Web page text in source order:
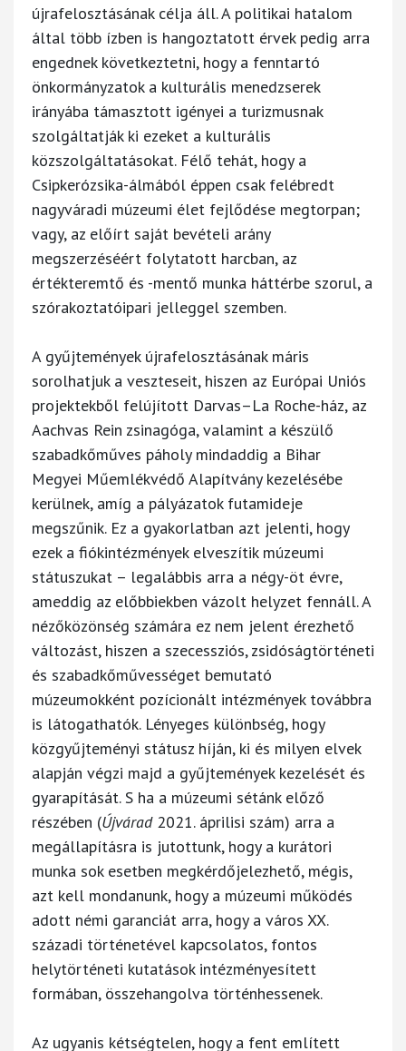
újrafelosztásának célja áll. A politikai hatalom
által több ízben is hangoztatott érvek pedig arra
engednek következtetni, hogy a fenntartó
önkormányzatok a kulturális menedzserek
irányába támasztott igényei a turizmusnak
szolgáltatják ki ezeket a kulturális
közszolgáltatásokat. Félő tehát, hogy a
Csipkerózsika-álmából éppen csak felébredt
nagyváradi múzeumi élet fejlődése megtorpan;
vagy, az előírt saját bevételi arány
megszerzéséért folytatott harcban, az
értékteremtő és -mentő munka háttérbe szorul, a
szórakoztatóipari jelleggel szemben.
A gyűjtemények újrafelosztásának máris
sorolhatjuk a veszteseit, hiszen az Európai Uniós
projektekből felújított Darvas–La Roche-ház, az
Aachvas Rein zsinagóga, valamint a készülő
szabadkőműves páholy mindaddig a Bihar
Megyei Műemlékvédő Alapítvány kezelésébe
kerülnek, amíg a pályázatok futamideje
megszűnik. Ez a gyakorlatban azt jelenti, hogy
ezek a fiókintézmények elveszítik múzeumi
státuszukat – legalábbis arra a négy-öt évre,
ameddig az előbbiekben vázolt helyzet fennáll. A
nézőközönség számára ez nem jelent érezhető
változást, hiszen a szecessziós, zsidóságtörténeti
és szabadkőművességet bemutató
múzeumokként pozícionált intézmények továbbra
is látogathatók. Lényeges különbség, hogy
közgyűjteményi státusz híján, ki és milyen elvek
alapján végzi majd a gyűjtemények kezelését és
gyarapítását. S ha a múzeumi sétánk előző
részében (Újvárad2021. áprilisi szám) arra a
megállapításra is jutottunk, hogy a kurátori
munka sok esetben megkérdőjelezhető, mégis,
azt kell mondanunk, hogy a múzeumi működés
adott némi garanciát arra, hogy a város XX.
századi történetével kapcsolatos, fontos
helytörténeti kutatások intézményesített
formában, összehangolva történhessenek.
Az ugyanis kétségtelen, hogy a fent említett